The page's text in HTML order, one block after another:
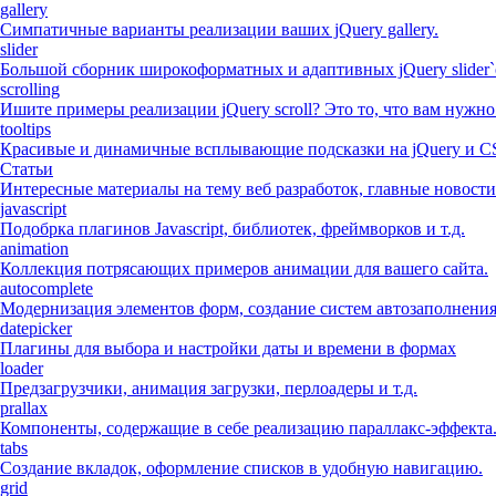
gallery
Симпатичные варианты реализации ваших jQuery gallery.
slider
Большой сборник широкоформатных и адаптивных jQuery
scrolling
Ишите примеры реализации jQuery scroll? Это то, что вам
tooltips
Красивые и динамичные всплывающие подсказки на jQuery и
Статьи
Интересные материалы на тему веб разработок, главные
javascript
Подобрка плагинов Javascript, библиотек, фреймворков и т.д.
animation
Коллекция потрясающих примеров анимации для вашего сайта.
autocomplete
Модернизация элементов форм, создание систем автозаполнения
datepicker
Плагины для выбора и настройки даты и времени в формах
loader
Предзагрузчики, анимация загрузки, перлоадеры и т.д.
prallax
Компоненты, содержащие в себе реализацию параллакс-эффекта.
tabs
Создание вкладок, оформление списков в удобную навигацию.
grid